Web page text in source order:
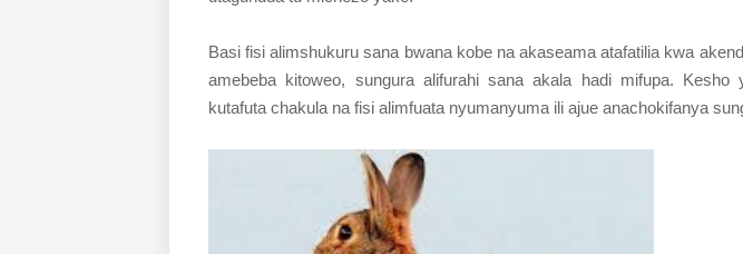
Basi fisi alimshukuru sana bwana kobe na akaseama atafatilia kwa
amebeba kitoweo, sungura alifurahi sana akala hadi mifupa.
kutafuta chakula na fisi alimfuata nyumanyuma ili ajue anachokifanya